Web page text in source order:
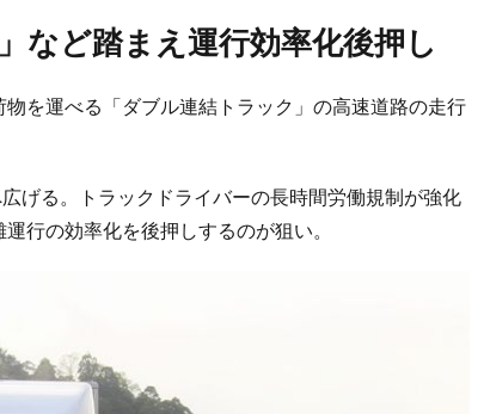
など踏まえ運行効率化後押し
を運べる「ダブル連結トラック」の高速道路の走行
げる。トラックドライバーの長時間労働規制が強化
行の効率化を後押しするのが狙い。